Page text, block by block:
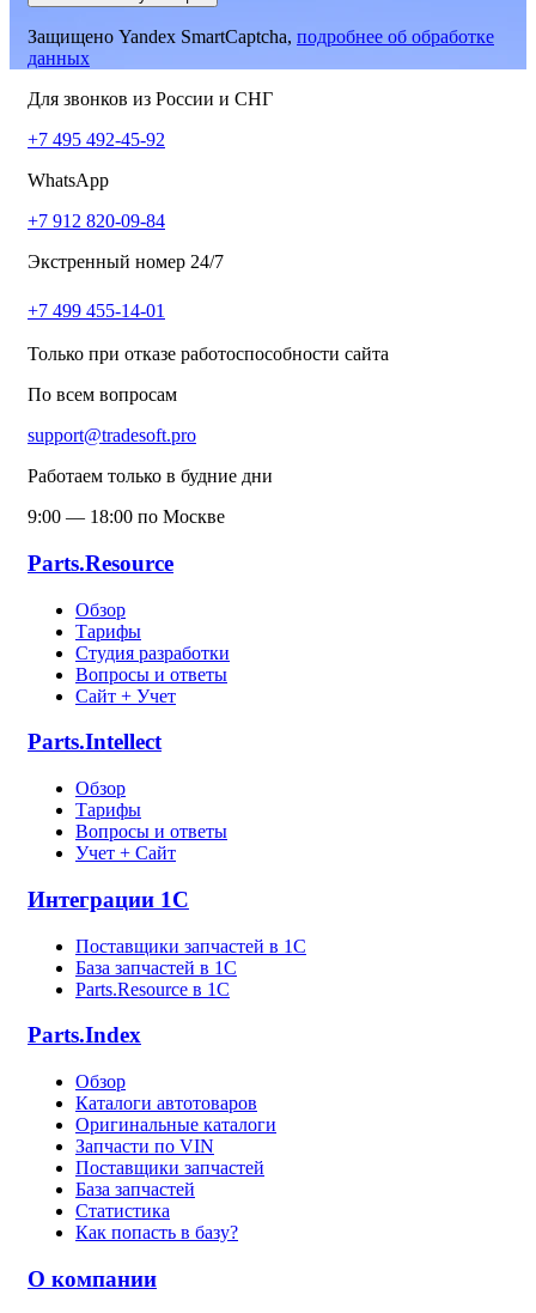
Защищено Yandex SmartCaptcha, подробнее об обработке
данных
Для звонков из России и СНГ
+7 495 492-45-92
WhatsApp
+7 912 820-09-84
Экстренный номер 24/7
+7 499 455-14-01
Только при отказе работоспособности сайта
По всем вопросам
support@tradesoft.pro
Работаем только в будние дни
9:00 — 18:00 по Москве
Parts.Resource
Обзор
Тарифы
Студия разработки
Вопросы и ответы
Сайт + Учет
Parts.Intellect
Обзор
Тарифы
Вопросы и ответы
Учет + Сайт
Интеграции 1С
Поставщики запчастей в 1C
База запчастей в 1С
Parts.Resource в 1C
Parts.Index
Обзор
Каталоги автотоваров
Оригинальные каталоги
Запчасти по VIN
Поставщики запчастей
База запчастей
Статистика
Как попасть в базу?
О компании